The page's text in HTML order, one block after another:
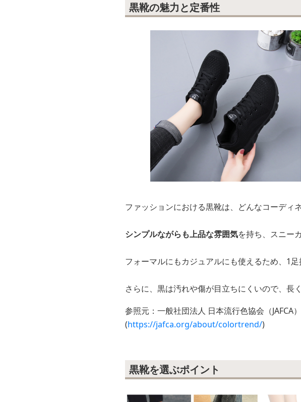
黒靴の魅力と定番性
ファッションにおける黒靴は、どんなコーディ
シンプルながらも上品な雰囲気を持ち、スニー
フォーマルにもカジュアルにも使えるため、1
さらに、黒は汚れや傷が目立ちにくいので、長
参照元：一般社団法人 日本流行色協会（JAFCA
(https://jafca.org/about/colortrend/)
黒靴を選ぶポイント